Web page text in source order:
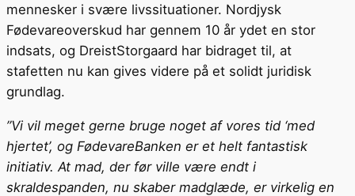
mennesker i svære livssituationer. Nordjysk
Fødevareoverskud har gennem 10 år ydet en stor
indsats, og DreistStorgaard har bidraget til, at
stafetten nu kan gives videre på et solidt juridisk
grundlag.
”Vi vil meget gerne bruge noget af vores tid ‘med
hjertet’, og FødevareBanken er et helt fantastisk
initiativ. At mad, der før ville være endt i
skraldespanden, nu skaber madglæde, er virkelig en